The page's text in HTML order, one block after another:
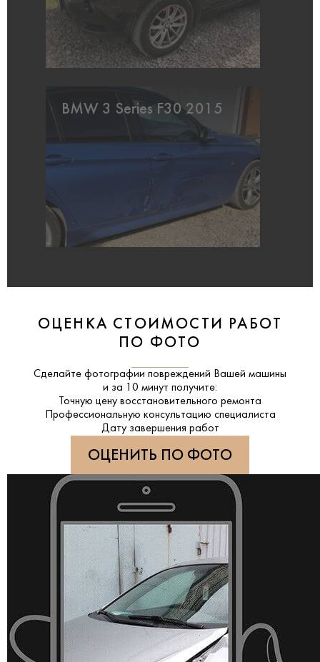
BMW 3 Series F30 2015
ОЦЕНКА СТОИМОСТИ РАБОТ
ПО ФОТО
Сделайте фотографии повреждений Вашей машины
и за
10 минут получите:
Точную цену восстановительного ремонта
Профессиональную консультацию специалиста
Дату завершения работ
ОЦЕНИТЬ ПО ФОТО